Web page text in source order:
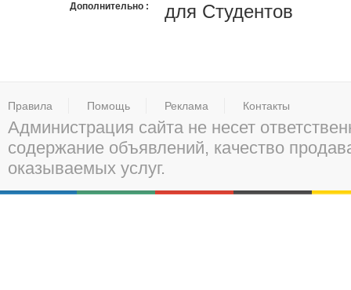
Дополнительно для Студентов
Правила Помощь Реклама Контакты
Администрация сайта не несет
содержание объявлений, качество
оказываемых услуг.